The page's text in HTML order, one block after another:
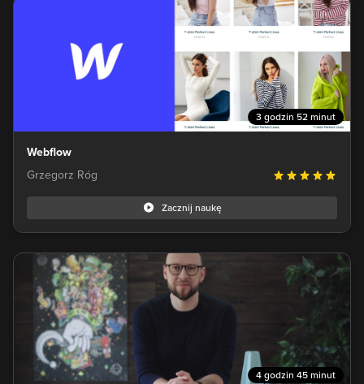
3 godzin 52 minut
Webflow
Grzegorz Róg
Zacznij naukę
4 godzin 45 minut